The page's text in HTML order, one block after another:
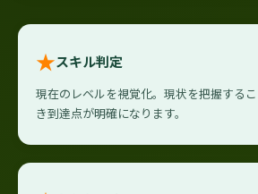
★スキル判定
現在のレベルを視覚化。現状を把握する
き到達点が明確になります。